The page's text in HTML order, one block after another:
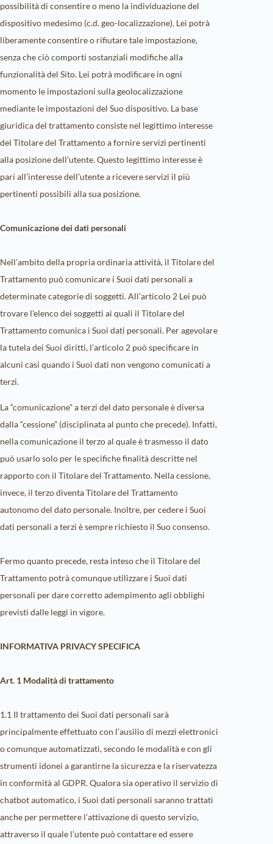
possibilità di consentire o meno la individuazione del
dispositivo medesimo (c.d. geo-localizzazione). Lei potrà
liberamente consentire o rifiutare tale impostazione,
senza che ciò comporti sostanziali modifiche alla
funzionalità del Sito. Lei potrà modificare in ogni
momento le impostazioni sulla geolocalizzazione
mediante le impostazioni del Suo dispositivo. La base
giuridica del trattamento consiste nel legittimo interesse
del Titolare del Trattamento a fornire servizi pertinenti
alla posizione dell’utente. Questo legittimo interesse è
pari all’interesse dell’utente a ricevere servizi il più
pertinenti possibili alla sua posizione.
Comunicazione dei dati personali
Nell’ambito della propria ordinaria attività, il Titolare del
Trattamento può comunicare i Suoi dati personali a
determinate categorie di soggetti. All’articolo 2 Lei può
trovare l’elenco dei soggetti ai quali il Titolare del
Trattamento comunica i Suoi dati personali. Per agevolare
la tutela dei Suoi diritti, l’articolo 2 può specificare in
alcuni casi quando i Suoi dati non vengono comunicati a
terzi.
La “comunicazione” a terzi del dato personale è diversa
dalla “cessione” (disciplinata al punto che precede). Infatti,
nella comunicazione il terzo al quale è trasmesso il dato
può usarlo solo per le specifiche finalità descritte nel
rapporto con il Titolare del Trattamento. Nella cessione,
invece, il terzo diventa Titolare del Trattamento
autonomo del dato personale. Inoltre, per cedere i Suoi
dati personali a terzi è sempre richiesto il Suo consenso.
Fermo quanto precede, resta inteso che il Titolare del
Trattamento potrà comunque utilizzare i Suoi dati
personali per dare corretto adempimento agli obblighi
previsti dalle leggi in vigore.
INFORMATIVA PRIVACY SPECIFICA
Art. 1 Modalità di trattamento
1.1 Il trattamento dei Suoi dati personali sarà
principalmente effettuato con l’ausilio di mezzi elettronici
o comunque automatizzati, secondo le modalità e con gli
strumenti idonei a garantirne la sicurezza e la riservatezza
in conformità al GDPR. Qualora sia operativo il servizio di
chatbot automatico, i Suoi dati personali saranno trattati
anche per permettere l’attivazione di questo servizio,
attraverso il quale l’utente può contattare ed essere